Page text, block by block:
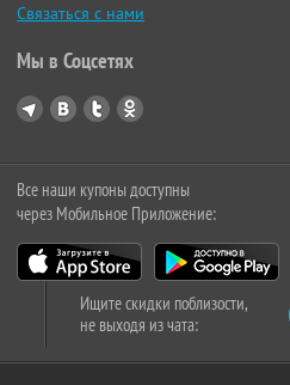
Связаться с нами
Мы в Соцсетях
Все наши купоны доступны
через Мобильное Приложение:
Ищите скидки поблизости,
не выходя из чата: